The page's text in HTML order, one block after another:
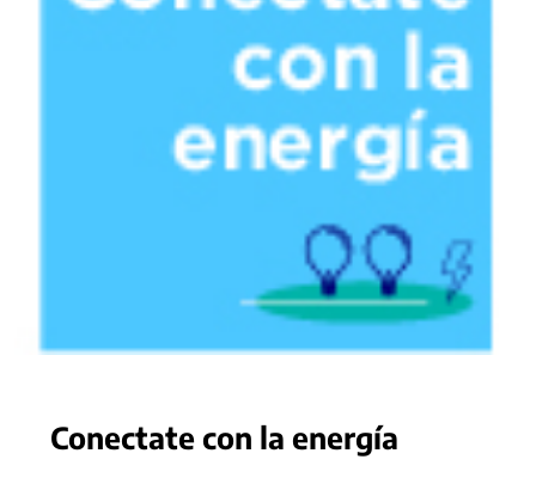
Conectate con la energía